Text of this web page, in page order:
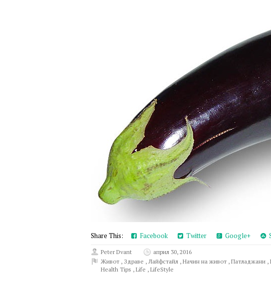
Share This: Facebook Twitter Google+
Peter Dvant
април 30, 2016
Живот , Здраве , Лайфстайл , Начин на живот , Патладжани ,
Health Tips , Life , LifeStyle